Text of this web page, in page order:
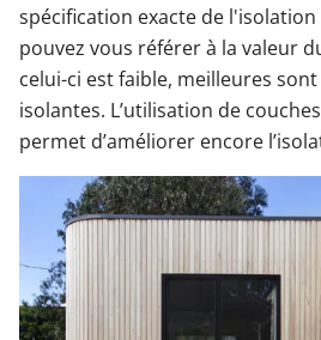
spécification exacte de
pouvez vous référer à la valeur
celui-ci est faible, meilleures
isolantes. L’utilisation de
permet d’améliorer encore